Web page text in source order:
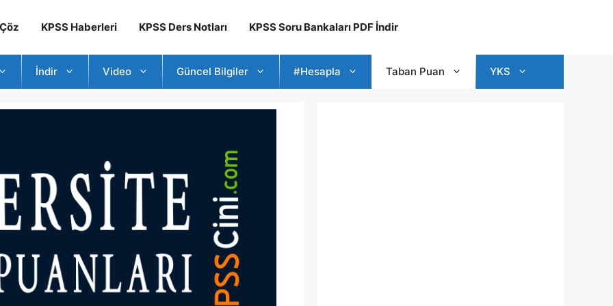
KPSS Haberleri KPSS Ders Notları KPSS Soru Bankaları PDF İndir
İndir Video Güncel Bilgiler #Hesapla Taban Puan YKS